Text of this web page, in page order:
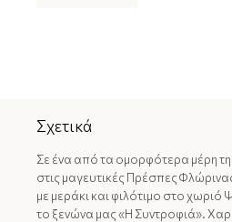
Σχετικά
Σε ένα από τα ομορφότερα μέρη
στις μαγευτικές Πρέσπες
με μεράκι και φιλότιμο στο
το ξενώνα μας «Η Συντροφιά».